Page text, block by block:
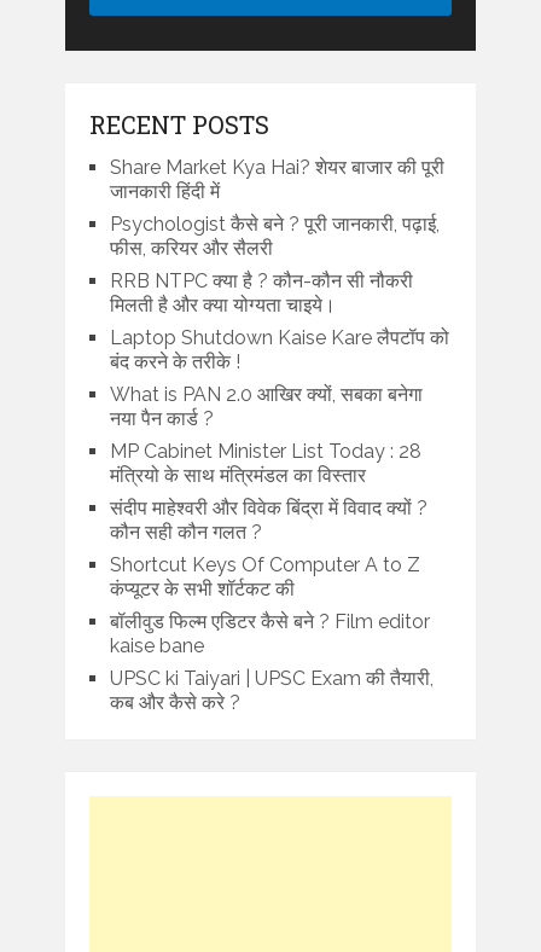
RECENT POSTS
Share Market Kya Hai? शेयर बाजार की पूरी
जानकारी हिंदी में
Psychologist कैसे बने ? पूरी जानकारी, पढ़ाई,
फीस, करियर और सैलरी
RRB NTPC क्या है ? कौन-कौन सी नौकरी
मिलती है और क्या योग्यता चाइये।
Laptop Shutdown Kaise Kare लैपटॉप को
बंद करने के तरीके !
What is PAN 2.0 आखिर क्यों, सबका बनेगा
नया पैन कार्ड ?
MP Cabinet Minister List Today : 28
मंत्रियो के साथ मंत्रिमंडल का विस्तार
संदीप माहेश्वरी और विवेक बिंद्रा में विवाद क्यों ?
कौन सही कौन गलत ?
Shortcut Keys Of Computer A to Z
कंप्यूटर के सभी शॉर्टकट की
बॉलीवुड फिल्म एडिटर कैसे बने ? Film editor
kaise bane
UPSC ki Taiyari | UPSC Exam की तैयारी,
कब और कैसे करे ?